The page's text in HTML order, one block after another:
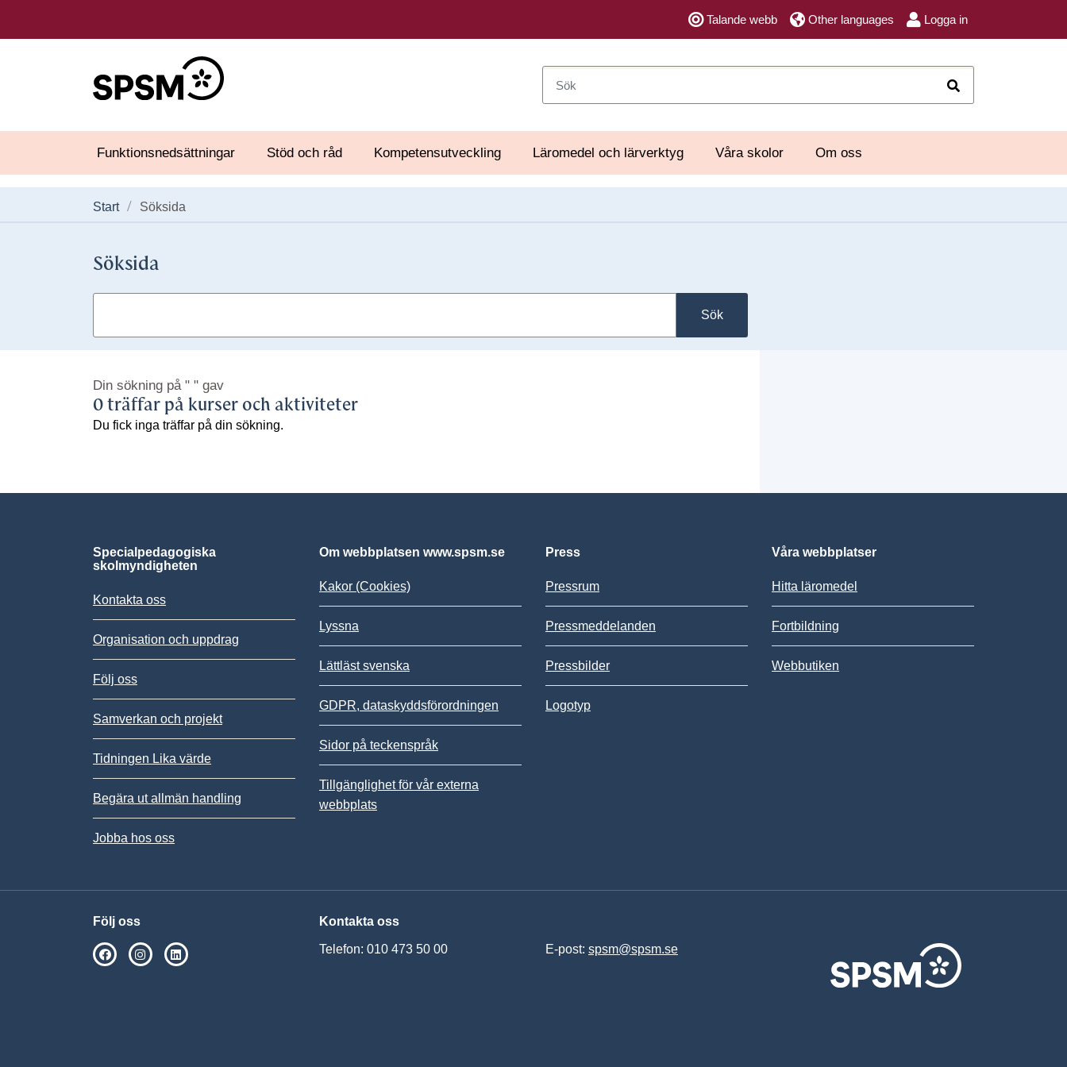
Talande webb Other languages Logga in
Funktionsnedsättningar Stöd och råd Kompetensutveckling Läromedel och lärverktyg Våra skolor Om oss
Start Söksida
Söksida
Sök
Din sökning på " " gav
0 träffar på kurser och aktiviteter
Du fick inga träffar på din sökning.
Specialpedagogiska
skolmyndigheten
Kontakta oss
Organisation och uppdrag
Följ oss
Samverkan och projekt
Tidningen Lika värde
Begära ut allmän handling
Jobba hos oss
Om webbplatsen www.spsm.se
Kakor (Cookies)
Lyssna
Lättläst svenska
GDPR, dataskyddsförordningen
Sidor på teckenspråk
Tillgänglighet för vår externa
webbplats
Press
Pressrum
Pressmeddelanden
Pressbilder
Logotyp
Våra webbplatser
Hitta läromedel
Fortbildning
Webbutiken
Följ oss
SPSM på Facebook
SPSM på Instagram
Kontakta oss
Telefon: 010 473 50 00 E-post: spsm@spsm.se